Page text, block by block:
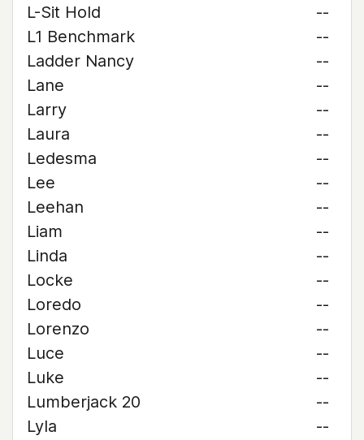
L-Sit Hold
--
L1 Benchmark
--
Ladder Nancy
--
Lane
--
Larry
--
Laura
--
Ledesma
--
Lee
--
Leehan
--
Liam
--
Linda
--
Locke
--
Loredo
--
Lorenzo
--
Luce
--
Luke
--
Lumberjack 20
--
Lyla
--